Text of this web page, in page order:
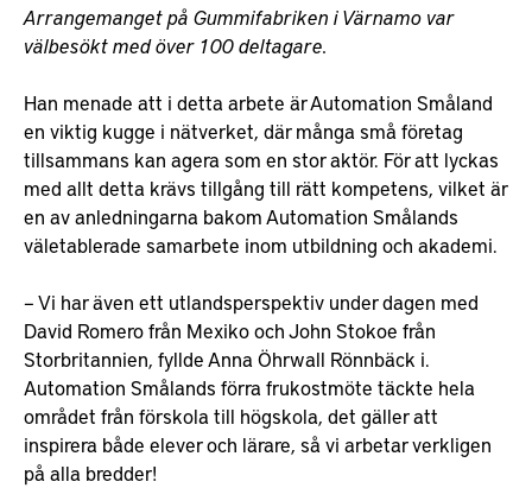
Arrangemanget på Gummifabriken i Värnamo var
välbesökt med över 100 deltagare.
Han menade att i detta arbete är Automation Småland
en viktig kugge i nätverket, där många små företag
tillsammans kan agera som en stor aktör. För att lyckas
med allt detta krävs tillgång till rätt kompetens, vilket är
en av anledningarna bakom Automation Smålands
väletablerade samarbete inom utbildning och akademi.
– Vi har även ett utlandsperspektiv under dagen med
David Romero från Mexiko och John Stokoe från
Storbritannien, fyllde Anna Öhrwall Rönnbäck i.
Automation Smålands förra frukostmöte täckte hela
området från förskola till högskola, det gäller att
inspirera både elever och lärare, så vi arbetar verkligen
på alla bredder!